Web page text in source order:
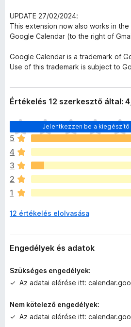
UPDATE 27/02/2024:
This extension now also works in
Google Calendar (to the right of
Google Calendar is a trademark of
Use of this trademark is subject to
Értékelés 12 szerkesztő által:
Jelentkezzen be a
M
é
g
n
i
n
c
s
n
k
c
g
o
5
4
3
2
1
12 értékelés elolvasása
Engedélyek és adatok
Szükséges engedélyek:
Az adatai elérése itt:
Nem kötelező engedélyek:
Az adatai elérése itt: